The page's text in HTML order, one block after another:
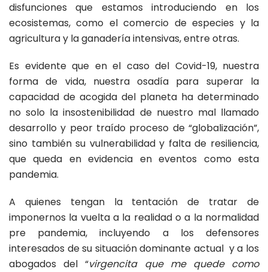
disfunciones que estamos introduciendo en los
ecosistemas, como el comercio de especies y la
agricultura y la ganadería intensivas, entre otras.
Es evidente que en el caso del Covid-19, nuestra
forma de vida, nuestra osadía para superar la
capacidad de acogida del planeta ha determinado
no solo la insostenibilidad de nuestro mal llamado
desarrollo y peor traído proceso de “globalización”,
sino también su vulnerabilidad y falta de resiliencia,
que queda en evidencia en eventos como esta
pandemia.
A quienes tengan la tentación de tratar de
imponernos la vuelta a la realidad o a la normalidad
pre pandemia, incluyendo a los defensores
interesados de su situación dominante actual y a los
abogados del “virgencita que me quede como